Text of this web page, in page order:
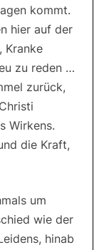
kommt.
hier auf der
Kranke
zu reden …
zurück,
Wirkens.
die Kraft,
um
wie der
hinab